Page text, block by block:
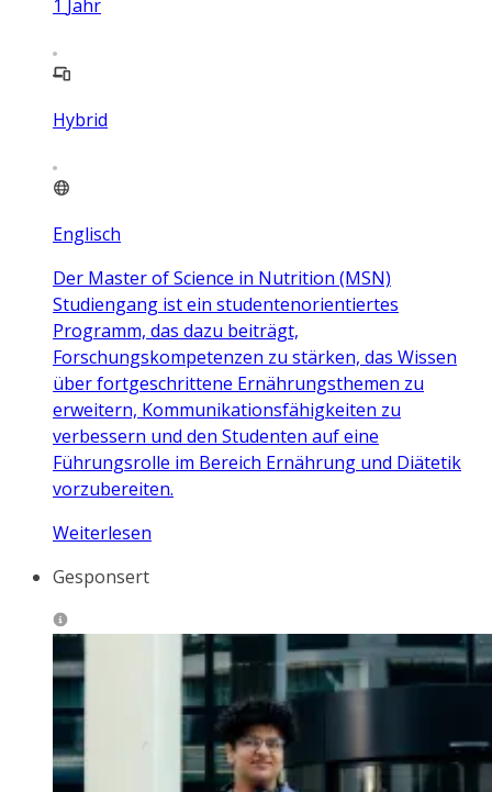
1 Jahr
Hybrid
Englisch
Der Master of Science in Nutrition (MSN)
Studiengang ist ein studentenorientiertes
Programm, das dazu beiträgt,
Forschungskompetenzen zu stärken, das Wissen
über fortgeschrittene Ernährungsthemen zu
erweitern, Kommunikationsfähigkeiten zu
verbessern und den Studenten auf eine
Führungsrolle im Bereich Ernährung und Diätetik
vorzubereiten.
Weiterlesen
Gesponsert